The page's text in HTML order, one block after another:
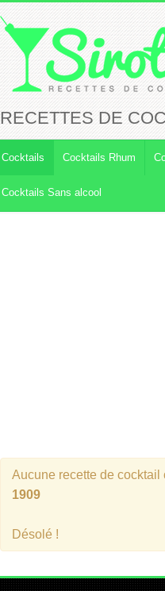
RECETTES DE
Cocktails Cocktails Rhum
Cocktails Sans alcool
Aucune recette de
1909
Désolé !